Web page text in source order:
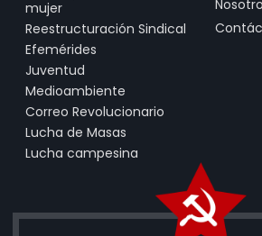
mujer
Reestructuración Sindical
Efemérides
Juventud
Medioambiente
Correo Revolucionario
Lucha de Masas
Lucha campesina